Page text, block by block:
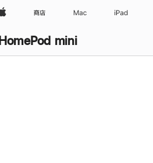
Apple 商店 Mac iPad
HomePod mini